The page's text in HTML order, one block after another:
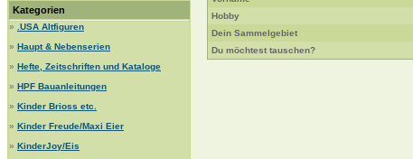
Kategorien
»
.USA Altfiguren
» Haupt & Nebenserien
» Hefte, Zeitschriften und Kataloge
» HPF Bauanleitungen
» Kinder Brioss etc.
» Kinder Freude/Maxi Eier
» KinderJoy/Eis
Hobby
Dein Sammelgebiet
Du möchtest tauschen?